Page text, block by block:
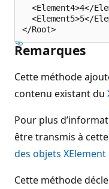
<Element4>4</
<Element5>5</
Remarques
Cette méthode
contenu existant du
Pour plus
être transmis à
des objets
Cette méthode